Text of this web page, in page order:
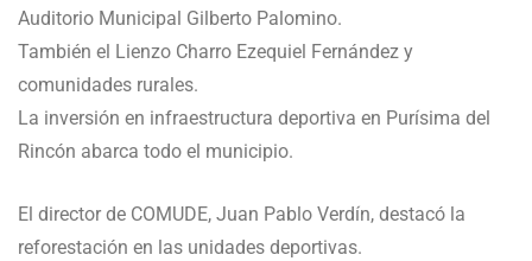
Auditorio Municipal Gilberto Palomino.
También el Lienzo Charro Ezequiel Fernández y
comunidades rurales.
La inversión en infraestructura deportiva en Purísima del
Rincón abarca todo el municipio.
El director de COMUDE, Juan Pablo Verdín, destacó la
reforestación en las unidades deportivas.